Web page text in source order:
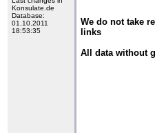
Konsulate.de
Database:
01.10.2011
18:53:35
We do not take
links
All data without